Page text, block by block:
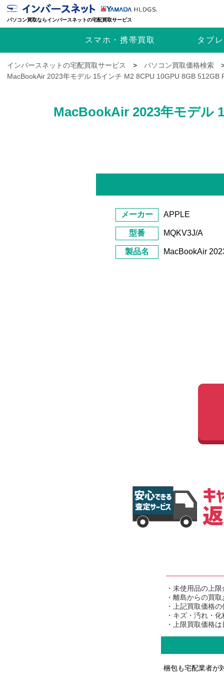
パソコン買取ならインバースネットの宅配買取サービス
スマホ・携帯買取 タブ
インバースネットの宅配買取サービス > パソコン買取価格検索
MacBookAir 2023年モデル 15インチ M2 8CPU 10GPU 8GB 512GB
MacBookAir 2023年モデル
メーカー APPLE
型番 MQKV3J/A
製品名 MacBookAir
・未使用品の上
・離島からの買
・上記買取価格
・キズ・汚れ・
・上限買取価格
梱包も宅配業者が